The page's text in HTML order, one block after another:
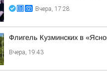
Вчера, 17:28
Флигель Кузминских в
Вчера, 19:43